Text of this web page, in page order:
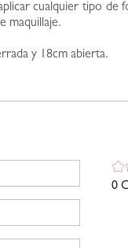
cualquier tipo de
maquillaje.
y 18cm abierta.
0